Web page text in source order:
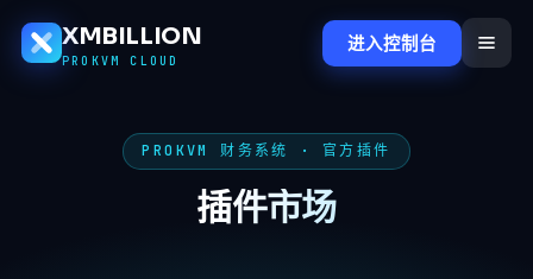
XMBILLION
PROKVM CLOUD
进入控制台
PROKVM 财务系统 · 官方插件
插件市场